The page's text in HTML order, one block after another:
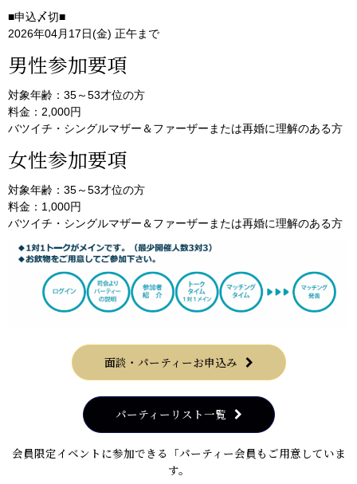
■申込〆切■
2026年04月17日(金) 正午まで
男性参加要項
対象年齢：35～53才位の方
料金：2,000円
バツイチ・シングルマザー＆ファーザーまたは再婚に理解のある方
女性参加要項
対象年齢：35～53才位の方
料金：1,000円
バツイチ・シングルマザー＆ファーザーまたは再婚に理解のある方
面談・パーティーお申込み
パーティーリスト一覧
会員限定イベントに参加できる「パーティー会員もご用意していま
す。